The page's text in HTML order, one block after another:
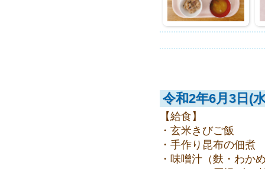
令和2年6月3日(
【給食】
・玄米きびご飯
・手作り昆布の佃煮
・味噌汁（麩・わか